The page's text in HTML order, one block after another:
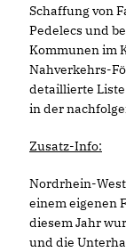
Schaffung von
Pedelecs und
Kommunen im
Nahverkehrs-
detaillierte
in der
Zusatz-Info:
Nordrhein-
einem eigenen
diesem Jahr
und die